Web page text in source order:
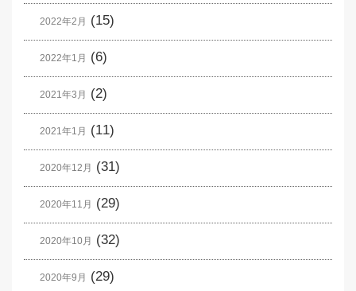
2022年2月 (15)
2022年1月 (6)
2021年3月 (2)
2021年1月 (11)
2020年12月 (31)
2020年11月 (29)
2020年10月 (32)
2020年9月 (29)